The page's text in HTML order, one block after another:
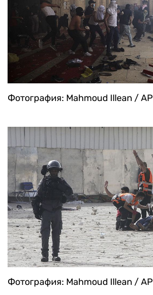
Фотография: Mahmoud Illean / AP
Фотография: Mahmoud Illean / AP